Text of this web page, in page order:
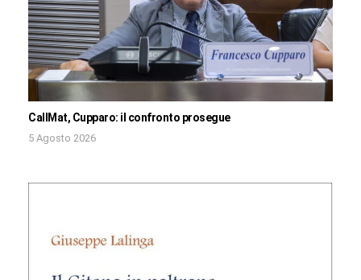
CallMat, Cupparo: il confronto prosegue
5 Agosto 2026